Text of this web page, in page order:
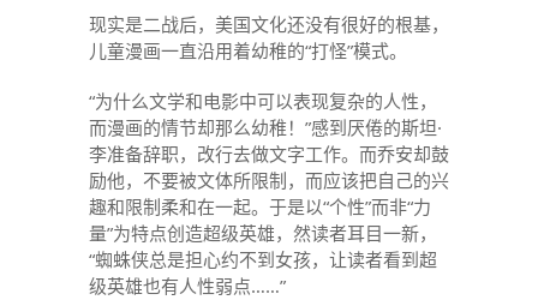
现实是二战后，美国文化还没有很好的根基，
儿童漫画一直沿用着幼稚的“打怪”模式。
“为什么文学和电影中可以表现复杂的人性，
而漫画的情节却那么幼稚！”感到厌倦的斯坦·
李准备辞职，改行去做文字工作。而乔安却鼓
励他，不要被文体所限制，而应该把自己的兴
趣和限制柔和在一起。于是以“个性”而非“力
量”为特点创造超级英雄，然读者耳目一新，
“蜘蛛侠总是担心约不到女孩，让读者看到超
级英雄也有人性弱点……”